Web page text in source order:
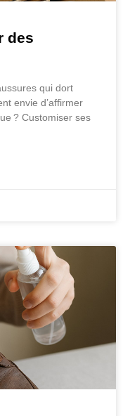
des
qui dort
envie d’affirmer
? Customiser ses